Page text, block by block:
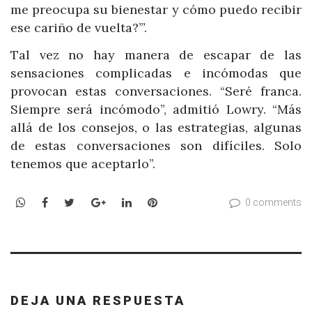
me preocupa su bienestar y cómo puedo recibir
ese cariño de vuelta?’”.
Tal vez no hay manera de escapar de las
sensaciones complicadas e incómodas que
provocan estas conversaciones. “Seré franca.
Siempre será incómodo”, admitió Lowry. “Más
allá de los consejos, o las estrategias, algunas
de estas conversaciones son difíciles. Solo
tenemos que aceptarlo”.
WhatsApp
Facebook
TwitterGoogle+LinkedInPinterest 0 comments
DEJA UNA RESPUESTA